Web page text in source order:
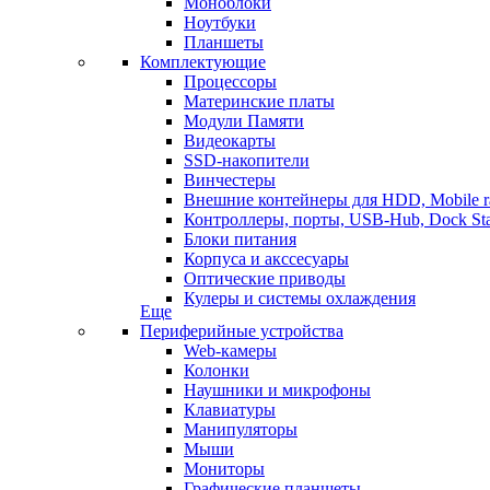
Ноутбуки
Планшеты
Комплектующие
Процессоры
Материнские платы
Модули Памяти
Видеокарты
SSD-накопители
Винчестеры
Внешние контейнеры для HDD, Mobile
Контроллеры, порты, USB-Hub, Dock
Блоки питания
Корпуса и акссесуары
Оптические приводы
Кулеры и системы охлаждения
Еще
Периферийные устройства
Web-камеры
Колонки
Наушники и микрофоны
Клавиатуры
Манипуляторы
Мыши
Мониторы